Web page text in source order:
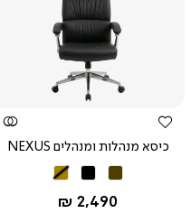
צפייה
מהירה
כיסא מנהלות ומנהלים NEXUS
שחורקאמל
החל מ-
2,490 ₪